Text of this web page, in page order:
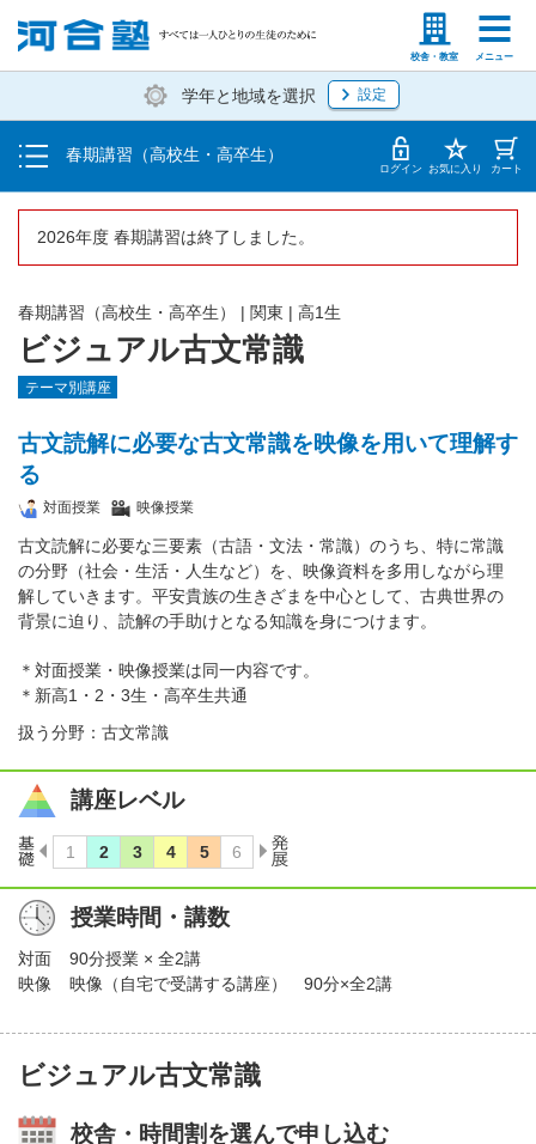
校舎・教室 メニュー
塾生の方 高等学校の先生
学年と地域を選択 設定
春期講習（高校生・高卒生）
受講料・お申し込み方法
受講開始までの流れ
校舎・教室一覧 ログイン お気に入り カート
2026年度 春期講習は終了しました。
ビジュアル古文常識
春期講習（高校生・高卒生） | 関東 | 高1生
テーマ別講座
古文読解に必要な古文常識を映像を用いて理解す
る
対面授業 映像授業
古文読解に必要な三要素（古語・文法・常識）のうち、特に常識
の分野（社会・生活・人生など）を、映像資料を多用しながら理
解していきます。平安貴族の生きざまを中心として、古典世界の
背景に迫り、読解の手助けとなる知識を身につけます。
＊対面授業・映像授業は同一内容です。
＊新高1・2・3生・高卒生共通
扱う分野：古文常識
講座レベル
授業時間・講数
対面
90分授業 × 全2講
映像
映像（自宅で受講する講座） 90分×全2講
ビジュアル古文常識
校舎・時間割を選んで申し込む